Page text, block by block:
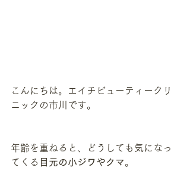
こんにちは。エイチビューティークリ
ニックの市川です。
年齢を重ねると、どうしても気になっ
てくる 目元の小ジワやクマ。